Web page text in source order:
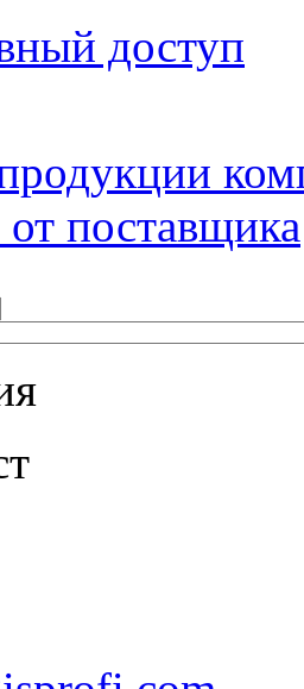
доступ
поставщика